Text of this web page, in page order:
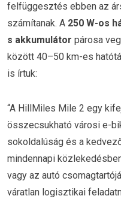
felfüggesztés ebben az
számítanak. A 250 W-os
s akkumulátor párosa
között 40–50 km-es
is írtuk:
“A HillMiles Mile 2 egy
összecsukható városi e-
sokoldalúság és a
mindennapi
vagy az autó
váratlan logisztikai